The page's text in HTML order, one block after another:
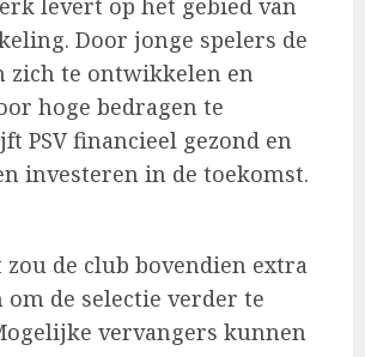
levert op het gebied van
Door jonge spelers de
zich te ontwikkelen en
hoge bedragen te
PSV financieel gezond en
investeren in de toekomst.
zou de club bovendien extra
de selectie verder te
vervangers kunnen